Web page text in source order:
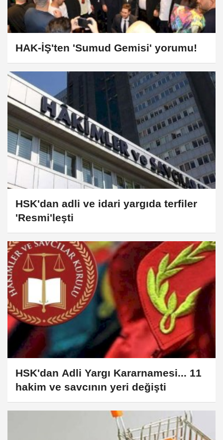
HAK-İŞ'ten 'Sumud Gemisi' yorumu!
HSK'dan adli ve idari yargıda terfiler
'Resmi'leşti
HSK'dan Adli Yargı Kararnamesi... 11
hakim ve savcının yeri değişti